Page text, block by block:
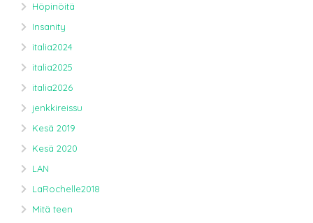
Höpinöitä
Insanity
italia2024
italia2025
italia2026
jenkkireissu
Kesä 2019
Kesä 2020
LAN
LaRochelle2018
Mitä teen